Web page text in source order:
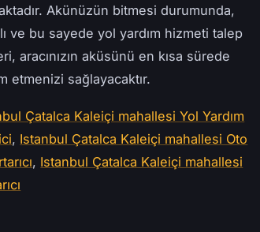
Akünüzün bitmesi durumunda,
ve bu sayede yol yardım hizmeti talep
aracınızın aküsünü en kısa sürede
etmenizi sağlayacaktır.
Çatalca Kaleiçi mahallesi Yol Yardım
, Istanbul Çatalca Kaleiçi mahallesi Oto
, Istanbul Çatalca Kaleiçi mahallesi